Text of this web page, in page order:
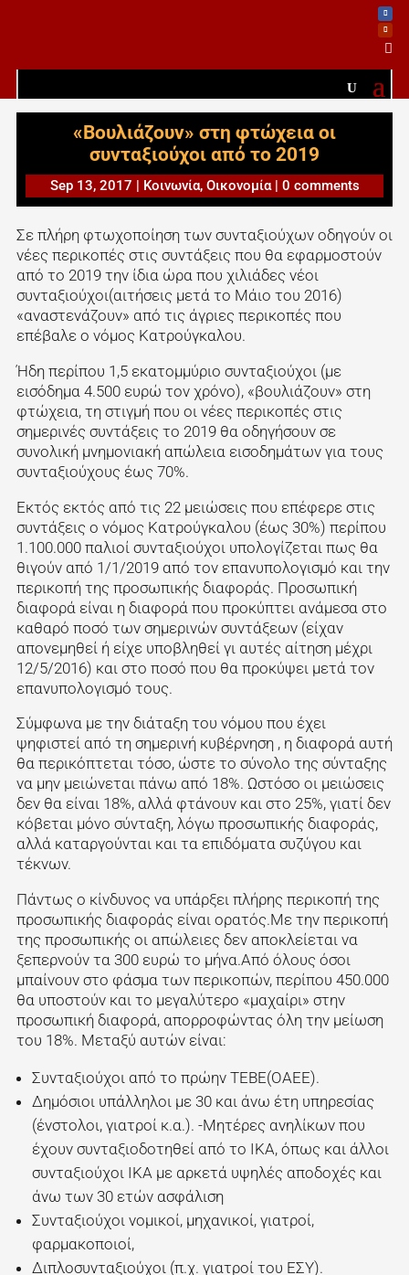

«Βουλιάζουν» στη φτώχεια οι
συνταξιούχοι από το 2019
Sep 13, 2017 | Κοινωνία, Οικονομία| 0 comments
Σε πλήρη φτωχοποίηση των συνταξιούχων οδηγούν οι
νέες περικοπές στις συντάξεις που θα εφαρμοστούν
από το 2019 την ίδια ώρα που χιλιάδες νέοι
συνταξιούχοι(αιτήσεις μετά το Μάιο του 2016)
«αναστενάζουν» από τις άγριες περικοπές που
επέβαλε ο νόμος Κατρούγκαλου.
Ήδη περίπου 1,5 εκατομμύριο συνταξιούχοι (με
εισόδημα 4.500 ευρώ τον χρόνο), «βουλιάζουν» στη
φτώχεια, τη στιγμή που οι νέες περικοπές στις
σημερινές συντάξεις το 2019 θα οδηγήσουν σε
συνολική μνημονιακή απώλεια εισοδημάτων για τους
συνταξιούχους έως 70%.
Εκτός εκτός από τις 22 μειώσεις που επέφερε στις
συντάξεις ο νόμος Κατρούγκαλου (έως 30%) περίπου
1.100.000 παλιοί συνταξιούχοι υπολογίζεται πως θα
θιγούν από 1/1/2019 από τον επανυπολογισμό και την
περικοπή της προσωπικής διαφοράς. Προσωπική
διαφορά είναι η διαφορά που προκύπτει ανάμεσα στο
καθαρό ποσό των σημερινών συντάξεων (είχαν
απονεμηθεί ή είχε υποβληθεί γι αυτές αίτηση μέχρι
12/5/2016) και στο ποσό που θα προκύψει μετά τον
επανυπολογισμό τους.
Σύμφωνα με την διάταξη του νόμου που έχει
ψηφιστεί από τη σημερινή κυβέρνηση , η διαφορά αυτή
θα περικόπτεται τόσο, ώστε το σύνολο της σύνταξης
να μην μειώνεται πάνω από 18%. Ωστόσο οι μειώσεις
δεν θα είναι 18%, αλλά φτάνουν και στο 25%, γιατί δεν
κόβεται μόνο σύνταξη, λόγω προσωπικής διαφοράς,
αλλά καταργούνται και τα επιδόματα συζύγου και
τέκνων.
Πάντως ο κίνδυνος να υπάρξει πλήρης περικοπή της
προσωπικής διαφοράς είναι ορατός.Με την περικοπή
της προσωπικής οι απώλειες δεν αποκλείεται να
ξεπερνούν τα 300 ευρώ το μήνα.Από όλους όσοι
μπαίνουν στο φάσμα των περικοπών, περίπου 450.000
θα υποστούν και το μεγαλύτερο «μαχαίρι» στην
προσωπική διαφορά, απορροφώντας όλη την μείωση
του 18%. Μεταξύ αυτών είναι:
Συνταξιούχοι από το πρώην ΤΕΒΕ(ΟΑΕΕ).
Δημόσιοι υπάλληλοι με 30 και άνω έτη υπηρεσίας
(ένστολοι, γιατροί κ.α.). -Μητέρες ανηλίκων που
έχουν συνταξιοδοτηθεί από το ΙΚΑ, όπως και άλλοι
συνταξιούχοι ΙΚΑ με αρκετά υψηλές αποδοχές και
άνω των 30 ετών ασφάλιση
Συνταξιούχοι νομικοί, μηχανικοί, γιατροί,
φαρμακοποιοί,
Διπλοσυνταξιούχοι (π.χ. γιατροί του ΕΣΥ).